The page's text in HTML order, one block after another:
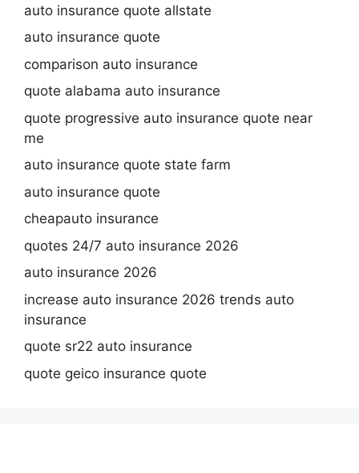
auto insurance quote allstate
auto insurance quote
comparison auto insurance
quote alabama auto insurance
quote progressive auto insurance quote near
me
auto insurance quote state farm
auto insurance quote
cheapauto insurance
quotes 24/7 auto insurance 2026
auto insurance 2026
increase auto insurance 2026 trends auto
insurance
quote sr22 auto insurance
quote geico insurance quote